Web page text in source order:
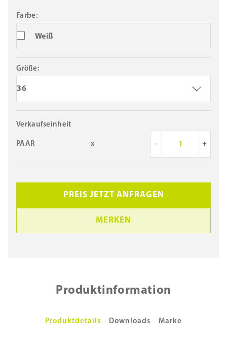
Weiß
Farbe:
36
Größe:
Verkaufseinheit
PAAR x - +
PREIS JETZT ANFRAGEN
MERKEN
Produktinformation
Produktdetails Downloads Marke